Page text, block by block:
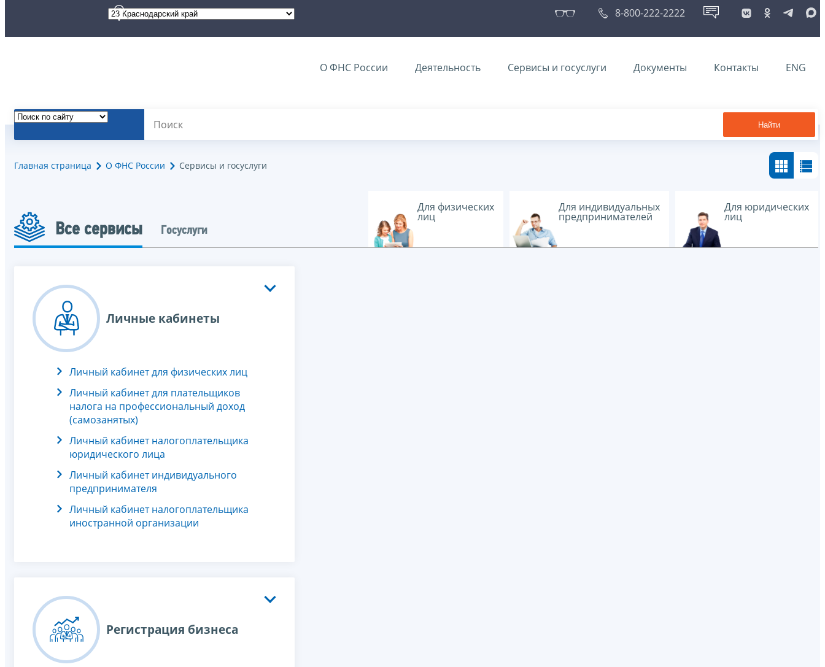
8-800-222-2222
О ФНС России Деятельность Сервисы и госуслуги Документы Контакты ENG
Найти
Главная страница О ФНС России Сервисы и госуслуги
Все сервисы Госуслуги
Для физических
лиц
Для индивидуальных
предпринимателей
Для юридических
лиц
Личные кабинеты
Личный кабинет для физических лиц
Личный кабинет для плательщиков
налога на профессиональный доход
(самозанятых)
Личный кабинет налогоплательщика
юридического лица
Личный кабинет индивидуального
предпринимателя
Личный кабинет налогоплательщика
иностранной организации
Регистрация бизнеса